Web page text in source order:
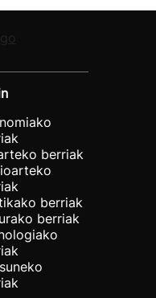
berriak
berriak
berriak